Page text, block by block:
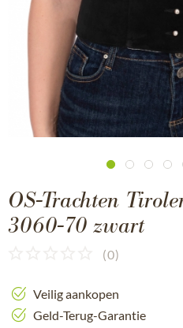
OS-Trachten
3060-70 zwart
(0)
Veilig aankopen
Geld-Terug-Garantie